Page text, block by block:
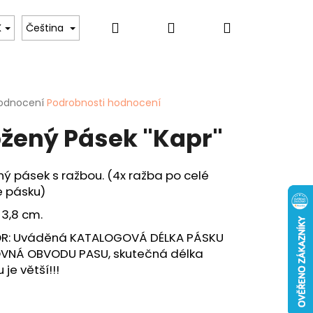
Pro ženy Hobby & Záliby
Čeština Hledat PřihlášeníNákupní
Podrobnosti hodnocení
Pásek "Kapr"
pásek s ražbou. (4x ražba po celé
pásku)
cm.
Uváděná KATALOGOVÁ DÉLKA PÁSKU
OBVODU PASU, skutečná délka
je větší!!!
- "KAPR" - 40